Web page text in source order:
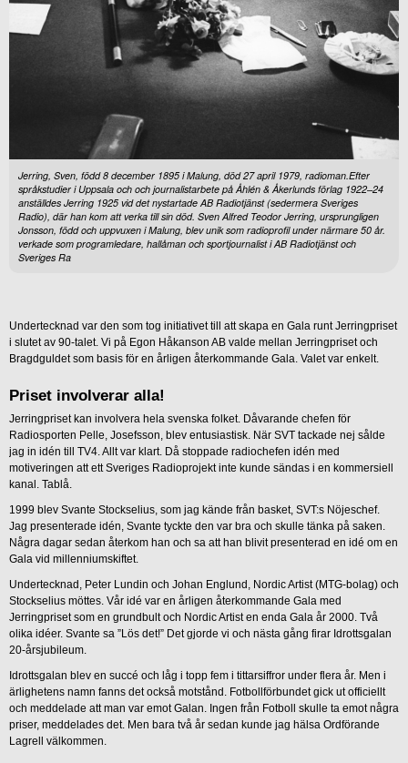
Jerring, Sven, född 8 december 1895 i Malung, död 27 april 1979, radioman.Efter
språkstudier i Uppsala och och journalistarbete på Åhlén & Åkerlunds förlag 1922–24
anställdes Jerring 1925 vid det nystartade AB Radiotjänst (sedermera Sveriges
Radio), där han kom att verka till sin död. Sven Alfred Teodor Jerring, ursprungligen
Jonsson, född och uppvuxen i Malung, blev unik som radioprofil under närmare 50 år.
verkade som programledare, hallåman och sportjournalist i AB Radiotjänst och
Sveriges Ra
Undertecknad var den som tog initiativet till att skapa en Gala runt Jerringpriset
i slutet av 90-talet. Vi på Egon Håkanson AB valde mellan Jerringpriset och
Bragdguldet som basis för en årligen återkommande Gala. Valet var enkelt.
Priset involverar alla!
Jerringpriset kan involvera hela svenska folket. Dåvarande chefen för
Radiosporten Pelle, Josefsson, blev entusiastisk. När SVT tackade nej sålde
jag in idén till TV4. Allt var klart. Då stoppade radiochefen idén med
motiveringen att ett Sveriges Radioprojekt inte kunde sändas i en kommersiell
kanal. Tablå.
1999 blev Svante Stockselius, som jag kände från basket, SVT:s Nöjeschef.
Jag presenterade idén, Svante tyckte den var bra och skulle tänka på saken.
Några dagar sedan återkom han och sa att han blivit presenterad en idé om en
Gala vid millenniumskiftet.
Undertecknad, Peter Lundin och Johan Englund, Nordic Artist (MTG-bolag) och
Stockselius möttes. Vår idé var en årligen återkommande Gala med
Jerringpriset som en grundbult och Nordic Artist en enda Gala år 2000. Två
olika idéer. Svante sa ”Lös det!” Det gjorde vi och nästa gång firar Idrottsgalan
20-årsjubileum.
Idrottsgalan blev en succé och låg i topp fem i tittarsiffror under flera år. Men i
ärlighetens namn fanns det också motstånd. Fotbollförbundet gick ut officiellt
och meddelade att man var emot Galan. Ingen från Fotboll skulle ta emot några
priser, meddelades det. Men bara två år sedan kunde jag hälsa Ordförande
Lagrell välkommen.